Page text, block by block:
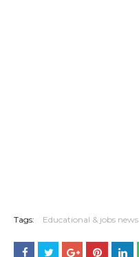
Tags: Educational & jobs news